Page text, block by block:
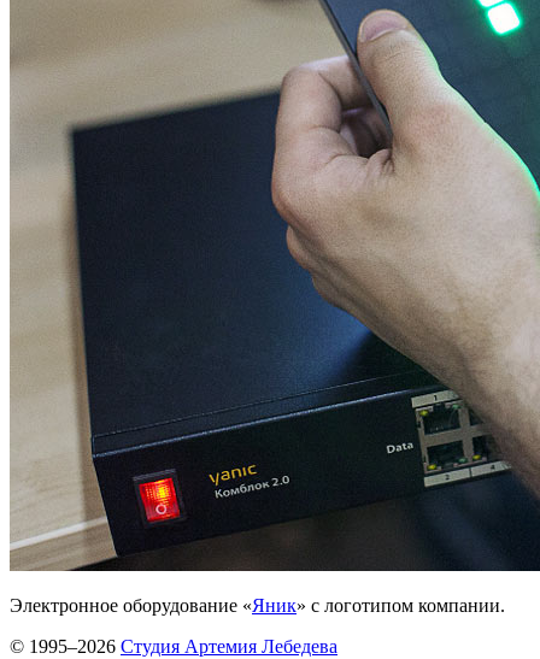
Электронное оборудование «Яник» с логотипом компании.
© 1995–2026 Студия Артемия Лебедева